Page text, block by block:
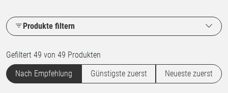
Produkte filtern
Gefiltert 49 von 49 Produkten
Nach Empfehlung
Günstigste zuerst Neueste zuerst